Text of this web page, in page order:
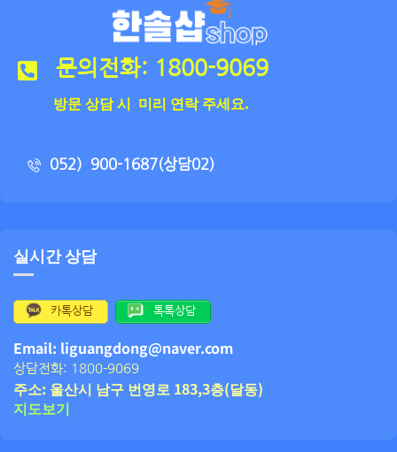
문의전화: 1800-9069
방문 상담 시 미리 연락 주세요.
052）900-1687(상담02)
실시간 상담
카톡상담 톡톡상담
Email: liguangdong@naver.com
상담전화: 1800-9069
주소: 울산시 남구 번영로 183,3층(달동)
지도보기